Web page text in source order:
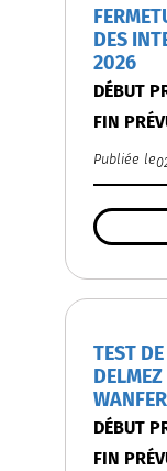
DES
2026
DÉBUT
FIN
Publiée le
TEST
DÉBUT
FIN